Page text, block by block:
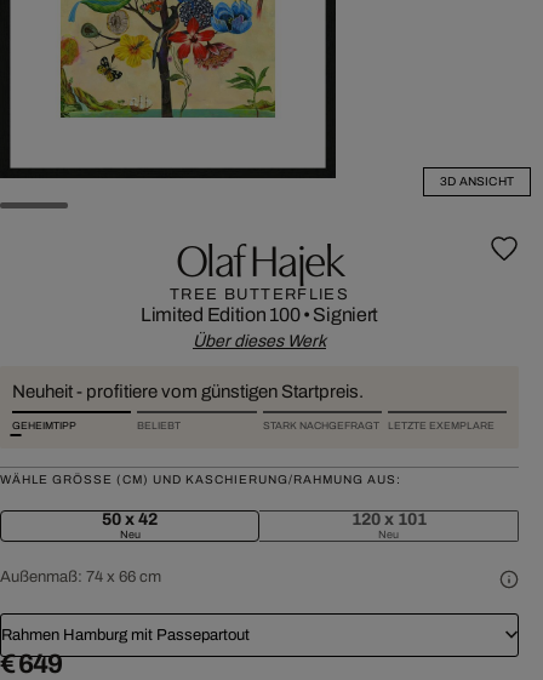
3D ANSICHT
Olaf Hajek
TREE BUTTERFLIES
Limited Edition 100• Signiert
Über dieses Werk
Neuheit - profitiere vom günstigen Startpreis.
GEHEIMTIPP BELIEBT STARK NACHGEFRAGT LETZTE EXEMPLARE
WÄHLE GRÖSSE (CM) UND KASCHIERUNG/RAHMUNG AUS:
50 x 42
Neu
120 x 101
Neu
Außenmaß: 74 x 66 cm
Rahmen Hamburg mit Passepartout
€ 649